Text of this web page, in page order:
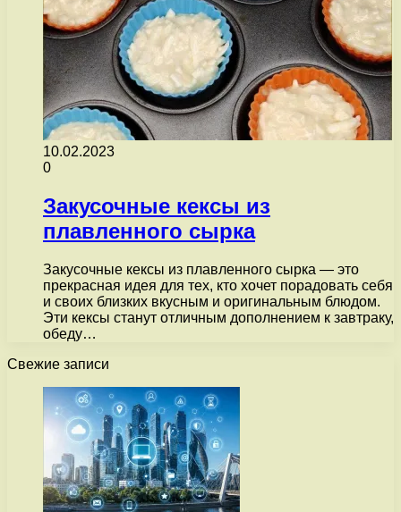
10.02.2023
0
Закусочные кексы из
плавленного сырка
Закусочные кексы из плавленного сырка — это
прекрасная идея для тех, кто хочет порадовать себя
и своих близких вкусным и оригинальным блюдом.
Эти кексы станут отличным дополнением к завтраку,
обеду…
Свежие записи